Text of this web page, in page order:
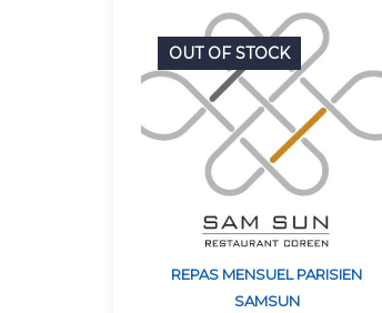
OUT OF STOCK
REPAS MENSUEL PARISIEN
SAMSUN